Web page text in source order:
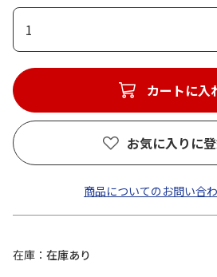
1
カートに入
お気に入りに
商品についてのお問い合
在庫
在庫あり